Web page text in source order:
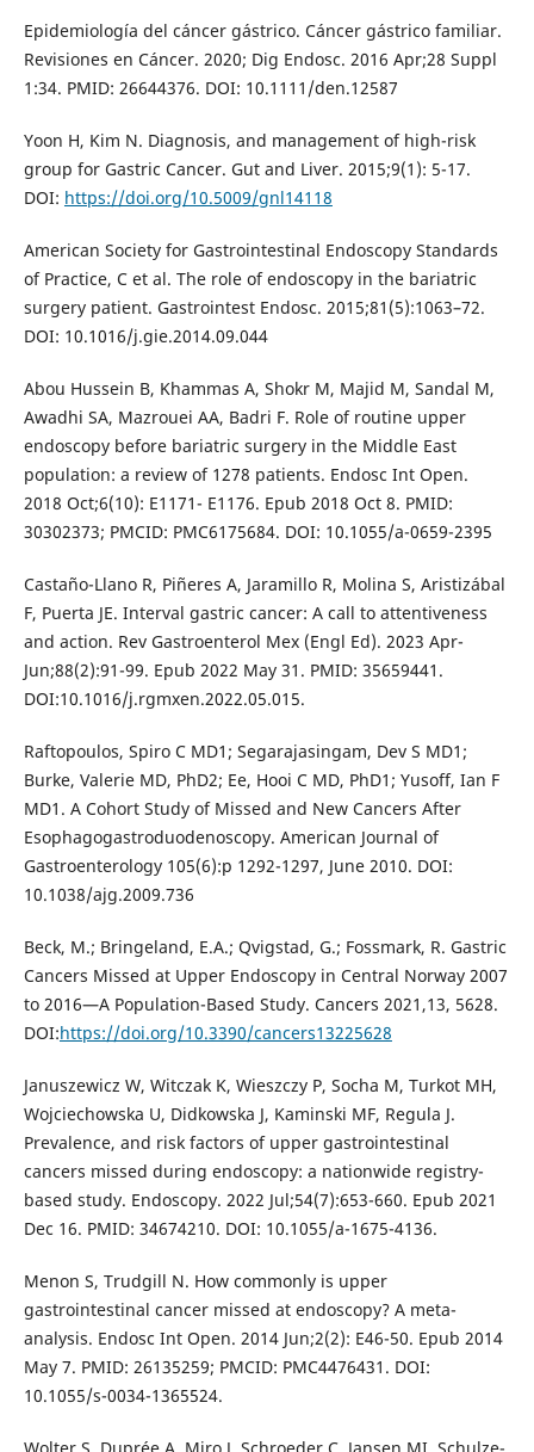
Epidemiología del cáncer gástrico. Cáncer gástrico familiar.
Revisiones en Cáncer. 2020; Dig Endosc. 2016 Apr;28 Suppl
1:34. PMID: 26644376. DOI: 10.1111/den.12587
Yoon H, Kim N. Diagnosis, and management of high-risk
group for Gastric Cancer. Gut and Liver. 2015;9(1): 5-17.
DOI: https://doi.org/10.5009/gnl14118
American Society for Gastrointestinal Endoscopy Standards
of Practice, C et al. The role of endoscopy in the bariatric
surgery patient. Gastrointest Endosc. 2015;81(5):1063–72.
DOI: 10.1016/j.gie.2014.09.044
Abou Hussein B, Khammas A, Shokr M, Majid M, Sandal M,
Awadhi SA, Mazrouei AA, Badri F. Role of routine upper
endoscopy before bariatric surgery in the Middle East
population: a review of 1278 patients. Endosc Int Open.
2018 Oct;6(10): E1171- E1176. Epub 2018 Oct 8. PMID:
30302373; PMCID: PMC6175684. DOI: 10.1055/a-0659-2395
Castaño-Llano R, Piñeres A, Jaramillo R, Molina S, Aristizábal
F, Puerta JE. Interval gastric cancer: A call to attentiveness
and action. Rev Gastroenterol Mex (Engl Ed). 2023 Apr-
Jun;88(2):91-99. Epub 2022 May 31. PMID: 35659441.
DOI:10.1016/j.rgmxen.2022.05.015.
Raftopoulos, Spiro C MD1; Segarajasingam, Dev S MD1;
Burke, Valerie MD, PhD2; Ee, Hooi C MD, PhD1; Yusoff, Ian F
MD1. A Cohort Study of Missed and New Cancers After
Esophagogastroduodenoscopy. American Journal of
Gastroenterology 105(6):p 1292-1297, June 2010. DOI:
10.1038/ajg.2009.736
Beck, M.; Bringeland, E.A.; Qvigstad, G.; Fossmark, R. Gastric
Cancers Missed at Upper Endoscopy in Central Norway 2007
to 2016—A Population-Based Study. Cancers 2021,13, 5628.
DOI:https://doi.org/10.3390/cancers13225628
Januszewicz W, Witczak K, Wieszczy P, Socha M, Turkot MH,
Wojciechowska U, Didkowska J, Kaminski MF, Regula J.
Prevalence, and risk factors of upper gastrointestinal
cancers missed during endoscopy: a nationwide registry-
based study. Endoscopy. 2022 Jul;54(7):653-660. Epub 2021
Dec 16. PMID: 34674210. DOI: 10.1055/a-1675-4136.
Menon S, Trudgill N. How commonly is upper
gastrointestinal cancer missed at endoscopy? A meta-
analysis. Endosc Int Open. 2014 Jun;2(2): E46-50. Epub 2014
May 7. PMID: 26135259; PMCID: PMC4476431. DOI:
10.1055/s-0034-1365524.